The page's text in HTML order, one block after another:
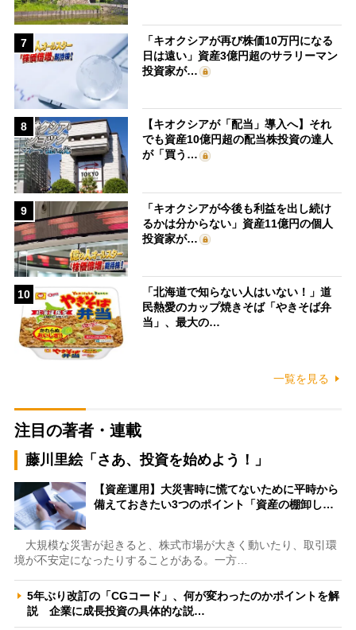
7
「キオクシアが再び株価10万円になる
日は遠い」資産3億円超のサラリーマン
投資家が…
8
【キオクシアが「配当」導入へ】それ
でも資産10億円超の配当株投資の達人
が「買う…
9
「キオクシアが今後も利益を出し続け
るかは分からない」資産11億円の個人
投資家が…
10
「北海道で知らない人はいない！」道
民熱愛のカップ焼きそば「やきそば弁
当」、最大の…
一覧を見る
注目の著者・連載
藤川里絵「さあ、投資を始めよう！」
【資産運用】大災害時に慌てないために平時から
備えておきたい3つのポイント「資産の棚卸し…
大規模な災害が起きると、株式市場が大きく動いたり、取引環
境が不安定になったりすることがある。一方…
5年ぶり改訂の「CGコード」、何が変わったのかポイントを解
説 企業に成長投資の具体的な説…